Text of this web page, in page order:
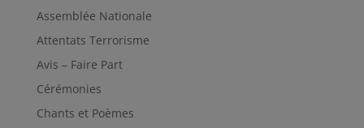
Assemblée Nationale
Attentats Terrorisme
Avis – Faire Part
Cérémonies
Chants et Poèmes